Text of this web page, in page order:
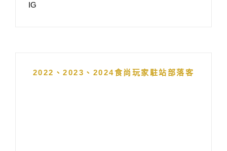
IG
2022、2023、2024食尚玩家駐站部落客